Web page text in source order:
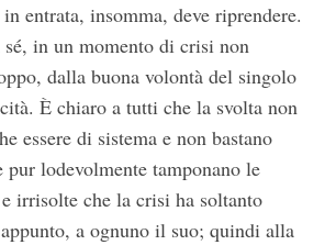
entrata, insomma, deve riprendere.
sé, in un momento di crisi non
dalla buona volontà del singolo
È chiaro a tutti che la svolta non
essere di sistema e non bastano
pur lodevolmente tamponano le
irrisolte che la crisi ha soltanto
a ognuno il suo; quindi alla